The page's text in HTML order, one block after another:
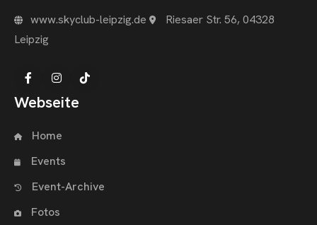
www.skyclub-leipzig.de
Riesaer Str. 56, 04328
Leipzig
Webseite
Home
Events
Event-Archive
Fotos